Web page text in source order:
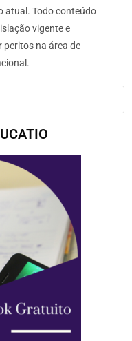
atual. Todo conteúdo
vigente e
peritos na área de